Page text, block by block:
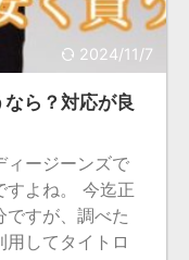
2024/11/7
ら？対応が良
ィージーンズで
すよね。 今迄正
ですが、調べた
してタイトロ